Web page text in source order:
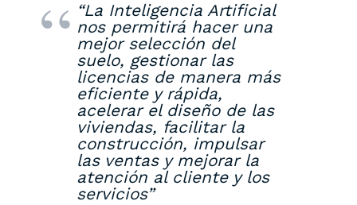
“La Inteligencia Artificial
nos permitirá hacer una
mejor selección del
suelo, gestionar las
licencias de manera más
eficiente y rápida,
acelerar el diseño de las
viviendas, facilitar la
construcción, impulsar
las ventas y mejorar la
atención al cliente y los
servicios”